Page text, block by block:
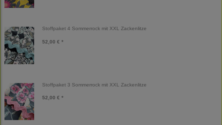
Stoffpaket 4 Sommerrock mit XXL Zackenlitze
52,00 € *
Stoffpaket 3 Sommerrock mit XXL Zackenlitze
52,00 € *